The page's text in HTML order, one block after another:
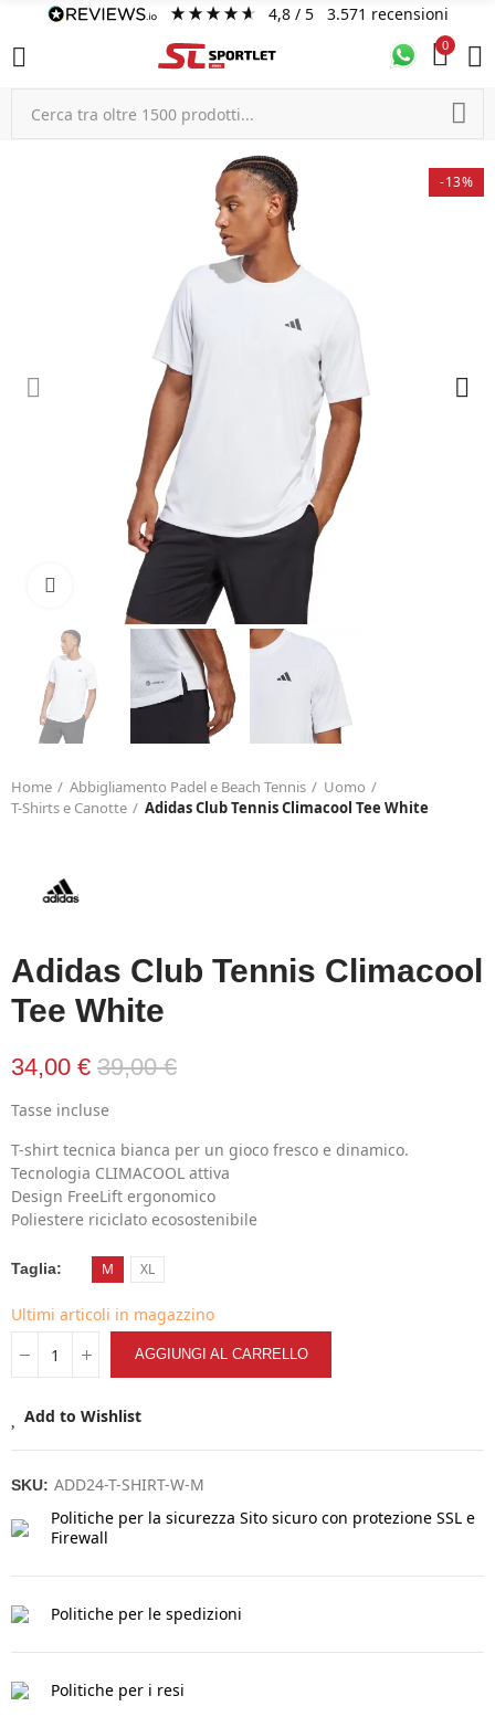
4,8/ 5 3.571 recensioni
0
-13%
Click to enlarge
Home Abbigliamento Padel e Beach Tennis
Uomo
T-Shirts e Canotte
Adidas Club Tennis Climacool Tee White
Adidas Club Tennis Climacool
Tee White
34,00 € 39,00 €
Tasse incluse
T-shirt tecnica bianca per un gioco fresco e dinamico.
Tecnologia CLIMACOOL attiva
Design FreeLift ergonomico
Poliestere riciclato ecosostenibile
Taglia M XL
Ultimi articoli in magazzino
AGGIUNGI AL CARRELLO
Add to Wishlist
SKU: ADD24-T-SHIRT-W-M
Politiche per la sicurezza Sito sicuro con protezione SSL e
Firewall
Politiche per le spedizioni
Politiche per i resi